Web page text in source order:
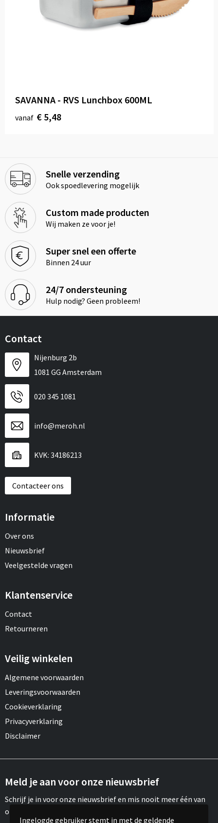
SAVANNA - RVS Lunchbox 600ML
vanaf € 5,48
Snelle verzending
Ook spoedlevering mogelijk
Custom made producten
Wij maken ze voor je!
Super snel een offerte
Binnen 24 uur
24/7 ondersteuning
Hulp nodig? Geen probleem!
Contact
Nijenburg 2b
1081 GG Amsterdam
020 345 1081
info@meroh.nl
KVK: 34186213
Contacteer ons
Informatie
Over ons
Nieuwsbrief
Veelgestelde vragen
Klantenservice
Contact
Retourneren
Veilig winkelen
Algemene voorwaarden
Leveringsvoorwaarden
Cookieverklaring
Privacyverklaring
Disclaimer
Meld je aan voor onze nieuwsbrief
Schrijf je in voor onze nieuwsbrief en mis nooit meer één van
onze leuke aanbiedingen of updates.
Ingelogde gebruiker stemt in met de geldende